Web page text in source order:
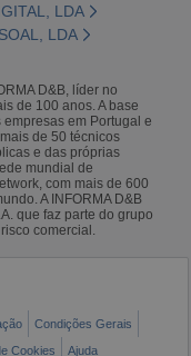
LDA
LDA
D&B, líder no
de 100 anos. A base
em Portugal e
de 50 técnicos
e das próprias
mundial de
com mais de 600
A INFORMA D&B
que faz parte do grupo
comercial.
Condições Gerais
Cookies Ajuda